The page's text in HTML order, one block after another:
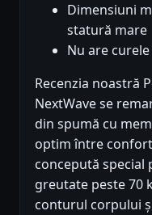
Dimensiuni
statură mare
Nu are
Recenzia noastră
NextWave se
din spumă cu
optim între
concepută special
greutate peste 70
conturul corpului